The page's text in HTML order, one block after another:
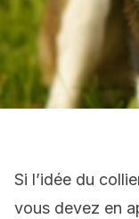
Si l’idée du
vous devez en